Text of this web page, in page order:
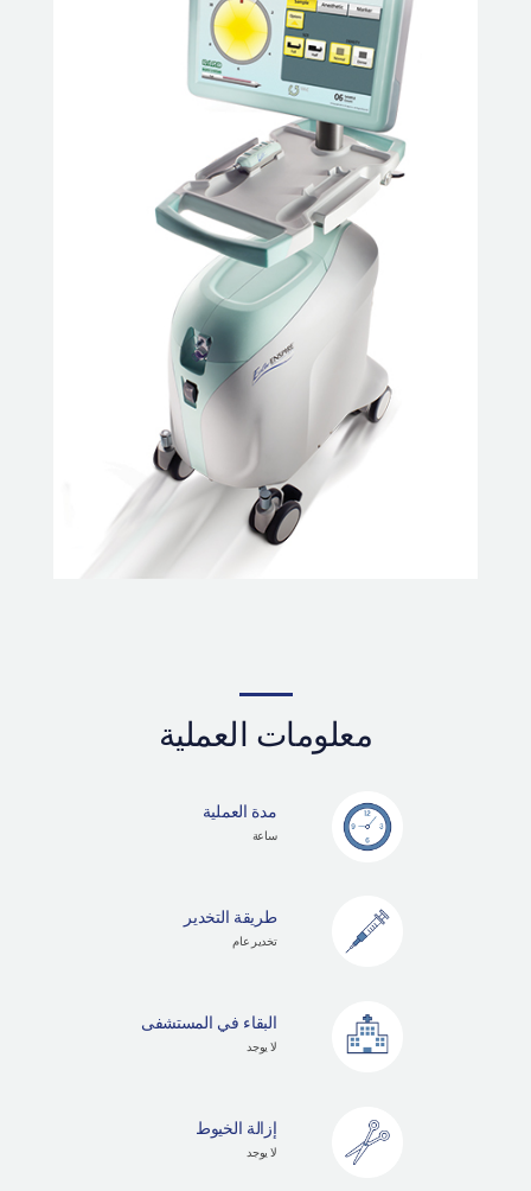
معلومات العملية
مدة العملية
ساعة
طريقة التخدير
تخدير عام
البقاء في المستشفى
لا يوجد
إزالة الخيوط
لا يوجد